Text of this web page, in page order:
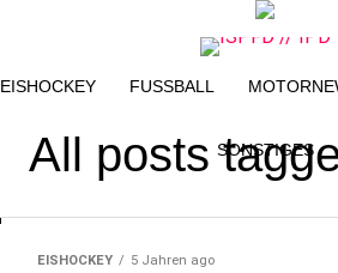
EISHOCKEY FUSSBALL
SONSTIGES
All posts
EISHOCKEY 5 Jahren ago